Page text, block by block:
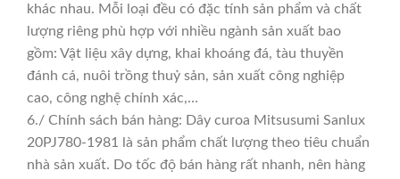
khác nhau. Mỗi loại đều có đặc tính sản phẩm và chất
lượng riêng phù hợp với nhiều ngành sản xuất bao
gồm: Vật liệu xây dựng, khai khoáng đá, tàu thuyền
đánh cá, nuôi trồng thuỷ sản, sản xuất công nghiệp
cao, công nghệ chính xác,…
6./ Chính sách bán hàng: Dây curoa Mitsusumi Sanlux
20PJ780-1981 là sản phẩm chất lượng theo tiêu chuẩn
nhà sản xuất. Do tốc độ bán hàng rất nhanh, nên hàng